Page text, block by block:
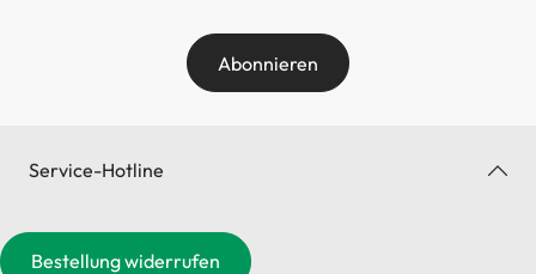
Abonnieren
Service-Hotline
Bestellung widerrufen